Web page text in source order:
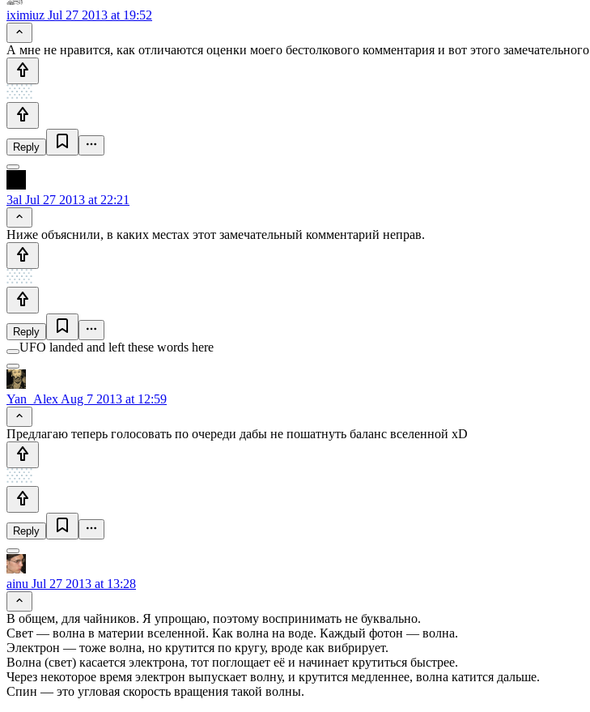
iximiuz Jul 27 2013 at 19:52
А мне не нравится, как отличаются оценки моего бестолкового комментария и вот этого замечательного
Reply
3al Jul 27 2013 at 22:21
Ниже объяснили, в каких местах этот замечательный комментарий неправ.
Reply
UFO landed and left these words here
Yan_Alex Aug 7 2013 at 12:59
Предлагаю теперь голосовать по очереди дабы не пошатнуть баланс вселенной xD
Reply
ainu Jul 27 2013 at 13:28
В общем, для чайников. Я упрощаю, поэтому воспринимать не буквально.
Свет — волна в материи вселенной. Как волна на воде. Каждый фотон — волна.
Электрон — тоже волна, но крутится по кругу, вроде как вибрирует.
Волна (свет) касается электрона, тот поглощает её и начинает крутиться быстрее.
Через некоторое время электрон выпускает волну, и крутится медленнее, волна катится дальше.
Спин — это угловая скорость вращения такой волны.